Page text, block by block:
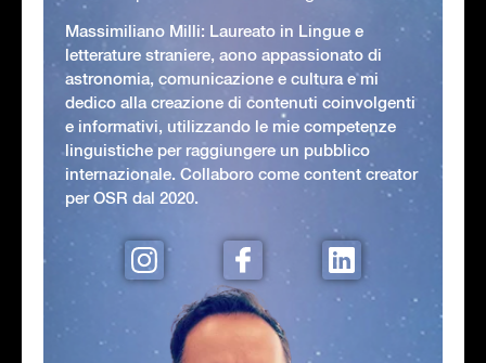
Massimiliano Milli: Laureato in Lingue e
letterature straniere, aono appassionato di
astronomia, comunicazione e cultura e mi
dedico alla creazione di contenuti coinvolgenti
e informativi, utilizzando le mie competenze
linguistiche per raggiungere un pubblico
internazionale. Collaboro come content creator
per OSR dal 2020.